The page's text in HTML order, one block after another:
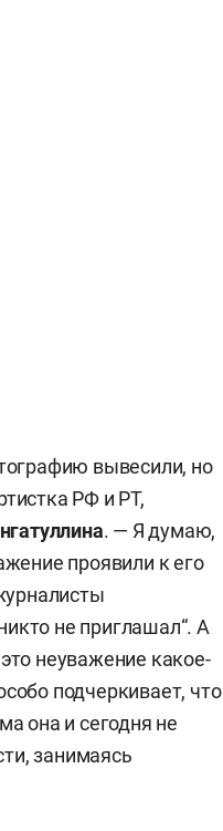
вывесили, но
РФ и РТ,
. — Я думаю,
проявили к его
не приглашал“. А
неуважение какое-
подчеркивает, что
она и сегодня не
занимаясь